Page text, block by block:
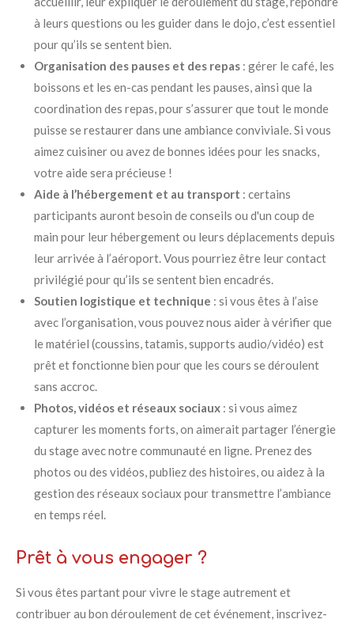
à leurs questions ou les guider dans le dojo, c’est essentiel
pour qu’ils se sentent bien.
Organisation des pauses et des repas: gérer le café, les
boissons et les en-cas pendant les pauses, ainsi que la
coordination des repas, pour s’assurer que tout le monde
puisse se restaurer dans une ambiance conviviale. Si vous
aimez cuisiner ou avez de bonnes idées pour les snacks,
votre aide sera précieuse !
Aide à l’hébergement et au transport : certains
participants auront besoin de conseils ou d'un coup de
main pour leur hébergement ou leurs déplacements depuis
leur arrivée à l’aéroport. Vous pourriez être leur contact
privilégié pour qu’ils se sentent bien encadrés.
Soutien logistique et technique : si vous êtes à l’aise
avec l’organisation, vous pouvez nous aider à vérifier que
le matériel (coussins, tatamis, supports audio/vidéo) est
prêt et fonctionne bien pour que les cours se déroulent
sans accroc.
Photos, vidéos et réseaux sociaux: si vous aimez
capturer les moments forts, on aimerait partager l’énergie
du stage avec notre communauté en ligne. Prenez des
photos ou des vidéos, publiez des histoires, ou aidez à la
gestion des réseaux sociaux pour transmettre l’ambiance
en temps réel.
Prêt à vous engager ?
Si vous êtes partant pour vivre le stage autrement et
contribuer au bon déroulement de cet événement, inscrivez-